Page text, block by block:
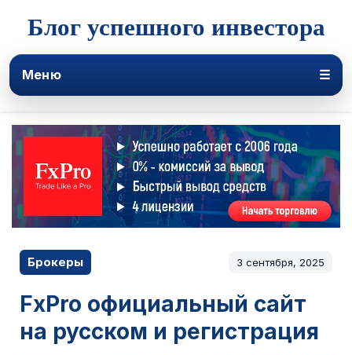
Блог успешного инвестора
Меню ☰
Брокеры 3 сентября, 2025
FxPro официальный сайт
на русском и регистрация